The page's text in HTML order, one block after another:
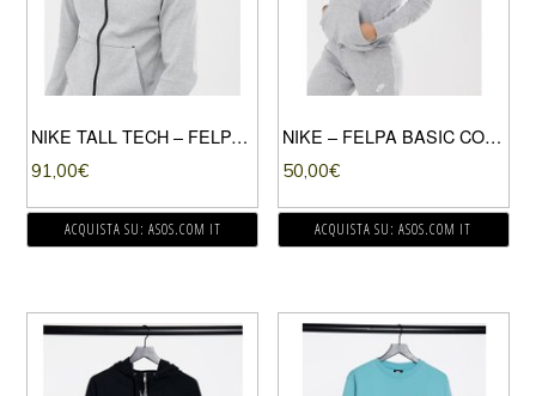
NIKE TALL TECH – FELPA CON CAPPUCCIO IN PILE GRIGIA-GRIGIO
91,00€
ACQUISTA SU: ASOS.COM IT
NIKE – FELPA BASIC CON CAPPUCCIO GRIGIA-GRIGIO
50,00€
ACQUISTA SU: ASOS.COM IT